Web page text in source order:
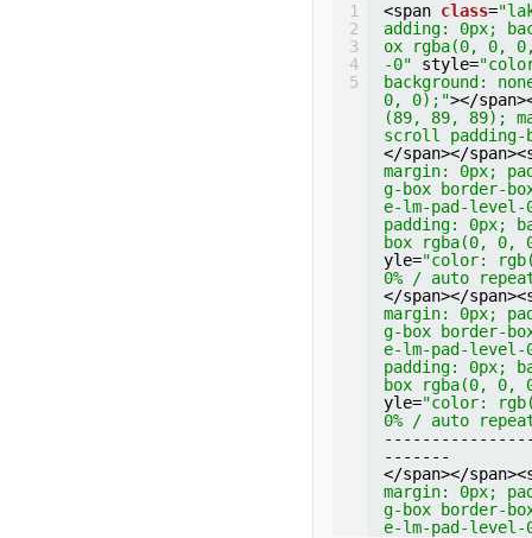
1
2
3
4
5
<span class=
adding: 0px;
ox rgba(0, 0,
-0"
style=
background:
0, 0);"></
(89, 89, 89);
scroll
</span></
margin: 0px;
g-box border-
e-lm-pad-level-
padding: 0px;
box rgba(0, 0,
yle="color:
0% / auto
</span></
margin: 0px;
g-box border-
e-lm-pad-level-
padding: 0px;
box rgba(0, 0,
yle="color:
0% / auto
-------
</span></
margin: 0px;
g-box border-
e-lm-pad-level-